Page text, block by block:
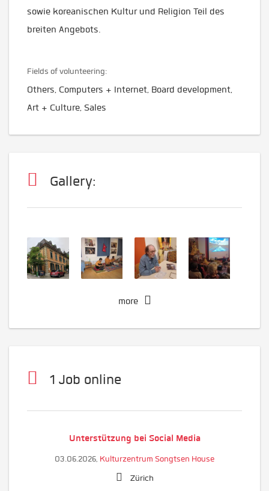
sowie koreanischen Kultur und Religion Teil des
breiten Angebots.
Fields of volunteering:
Others, Computers + Internet, Board development,
Art + Culture, Sales
Gallery:
more
1 Job online
Unterstützung bei Social Media
03.06.2026, Kulturzentrum Songtsen House
Zürich